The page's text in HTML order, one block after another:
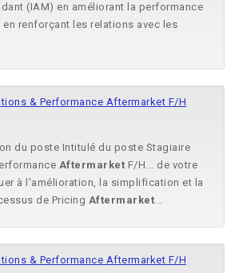
(IAM) en améliorant la performance
renforçant les relations avec les
& Performance Aftermarket F/H
du poste Intitulé du poste Stagiaire
Aftermarket F/H... de votre
à l'amélioration, la simplification et la
de Pricing Aftermarket...
& Performance Aftermarket F/H